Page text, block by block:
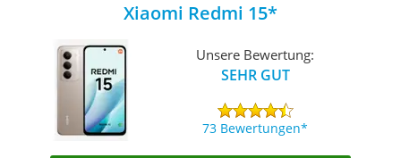
Xiaomi Redmi 15
Unsere Bewertung:
SEHR GUT
73 Bewertungen